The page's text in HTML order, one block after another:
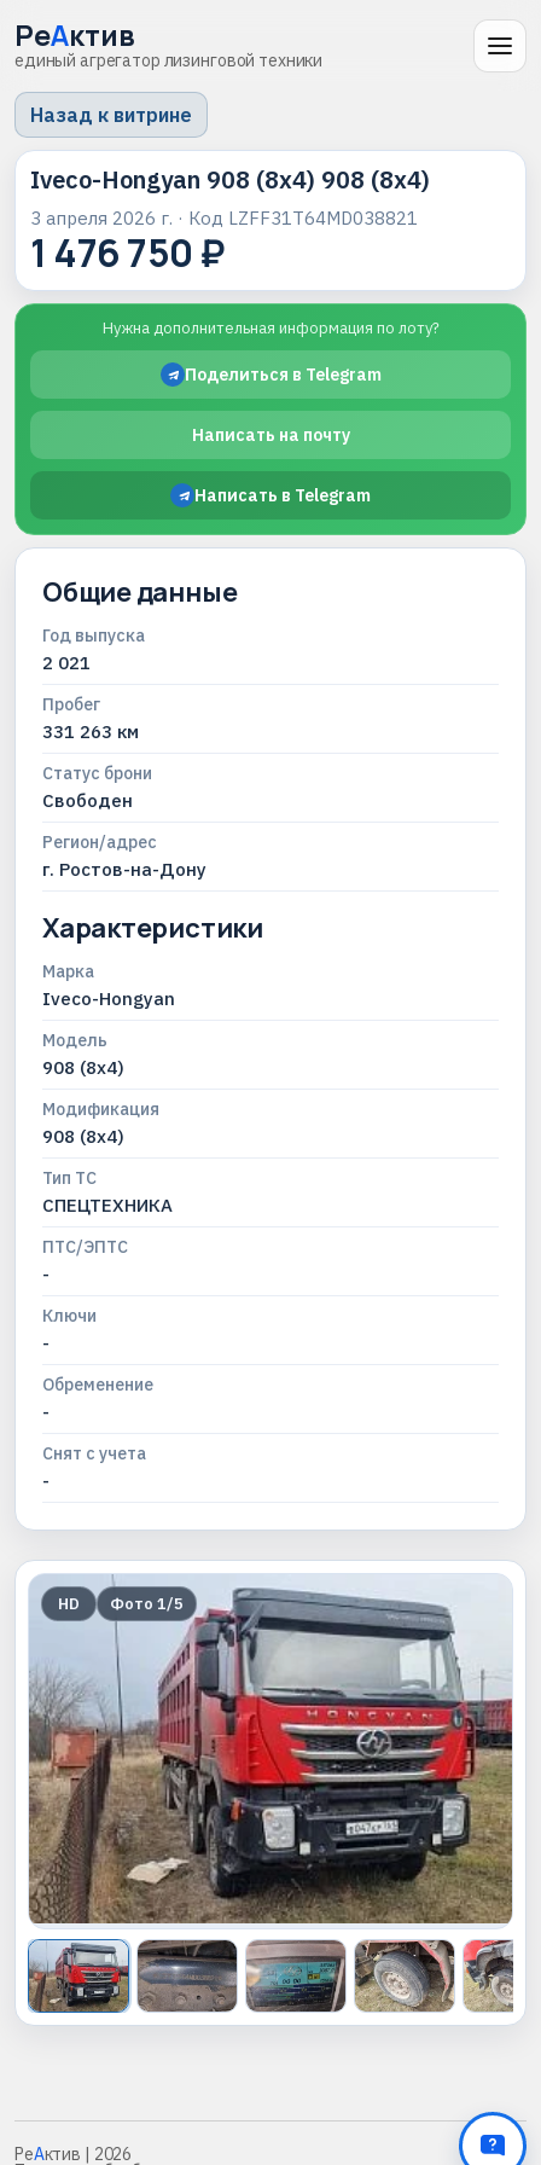
РеАктив
единый агрегатор лизинговой техники
Назад к витрине
Iveco-Hongyan 908 (8x4) 908 (8x4)
3 апреля 2026 г. · Код LZFF31T64MD038821
1 476 750 ₽
Нужна дополнительная информация по лоту?
Поделиться в Telegram
Написать на почту
Написать в Telegram
Общие данные
Год выпуска
2 021
Пробег
331 263 км
Статус брони
Свободен
Регион/адрес
г. Ростов-на-Дону
Характеристики
Марка
Iveco-Hongyan
Модель
908 (8x4)
Модификация
908 (8x4)
Тип ТС
СПЕЦТЕХНИКА
ПТС/ЭПТС
-
Ключи
-
Обременение
-
Снят с учета
-
HD Фото 1/5
РеАктив | 2026